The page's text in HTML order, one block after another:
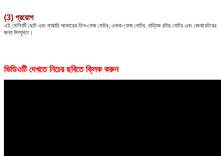
(3) প্রয়োগ
এই মেশিনটি ছোট এবং মাঝারি আকারের তিন-ফেজ মোটর, একক-ফেজ মোটর, বাহ্যিক রটার মোটর এবং জেনারেটরের
জন্য উপযুক্ত।
ভিডিওটি দেখতে নিচের ছবিতে ক্লিক করুন